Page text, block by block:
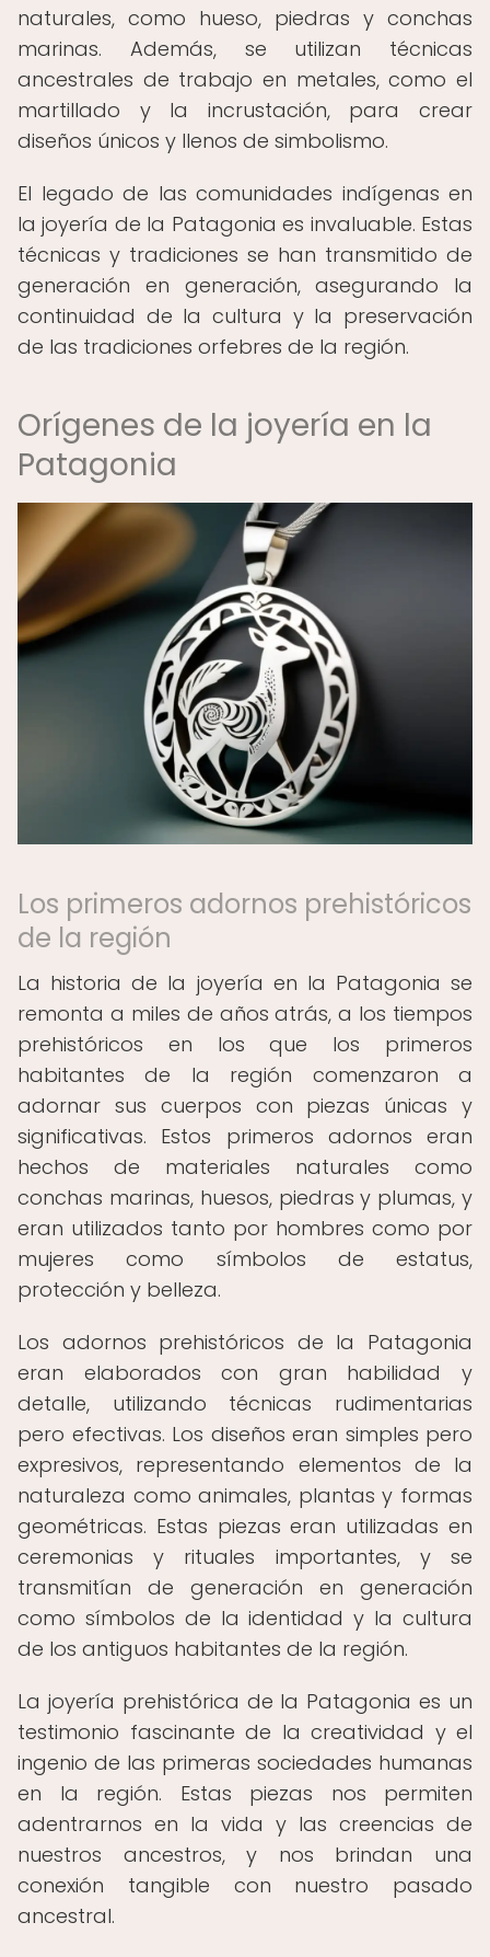
naturales, como hueso, piedras y conchas
marinas. Además, se utilizan técnicas
ancestrales de trabajo en metales, como el
martillado y la incrustación, para crear
diseños únicos y llenos de simbolismo.
El legado de las comunidades indígenas en
la joyería de la Patagonia es invaluable. Estas
técnicas y tradiciones se han transmitido de
generación en generación, asegurando la
continuidad de la cultura y la preservación
de las tradiciones orfebres de la región.
Orígenes de la joyería en la
Patagonia
Los primeros adornos prehistóricos
de la región
La historia de la joyería en la Patagonia se
remonta a miles de años atrás, a los tiempos
prehistóricos en los que los primeros
habitantes de la región comenzaron a
adornar sus cuerpos con piezas únicas y
significativas. Estos primeros adornos eran
hechos de materiales naturales como
conchas marinas, huesos, piedras y plumas, y
eran utilizados tanto por hombres como por
mujeres como símbolos de estatus,
protección y belleza.
Los adornos prehistóricos de la Patagonia
eran elaborados con gran habilidad y
detalle, utilizando técnicas rudimentarias
pero efectivas. Los diseños eran simples pero
expresivos, representando elementos de la
naturaleza como animales, plantas y formas
geométricas. Estas piezas eran utilizadas en
ceremonias y rituales importantes, y se
transmitían de generación en generación
como símbolos de la identidad y la cultura
de los antiguos habitantes de la región.
La joyería prehistórica de la Patagonia es un
testimonio fascinante de la creatividad y el
ingenio de las primeras sociedades humanas
en la región. Estas piezas nos permiten
adentrarnos en la vida y las creencias de
nuestros ancestros, y nos brindan una
conexión tangible con nuestro pasado
ancestral.